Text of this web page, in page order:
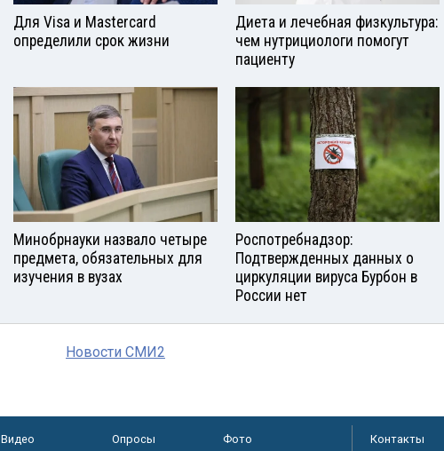
Для Visа и Mastercard
определили срок жизни
Диета и лечебная физкультура:
чем нутрициологи помогут
пациенту
Минобрнауки назвало четыре
предмета, обязательных для
изучения в вузах
Роспотребнадзор:
Подтвержденных данных о
циркуляции вируса Бурбон в
России нет
Новости СМИ2
Видео Опросы
Фото
Контакты